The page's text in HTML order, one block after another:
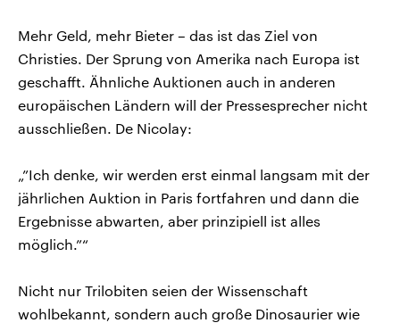
Mehr Geld, mehr Bieter – das ist das Ziel von
Christies. Der Sprung von Amerika nach Europa ist
geschafft. Ähnliche Auktionen auch in anderen
europäischen Ländern will der Pressesprecher nicht
ausschließen. De Nicolay:
„”Ich denke, wir werden erst einmal langsam mit der
jährlichen Auktion in Paris fortfahren und dann die
Ergebnisse abwarten, aber prinzipiell ist alles
möglich.”“
Nicht nur Trilobiten seien der Wissenschaft
wohlbekannt, sondern auch große Dinosaurier wie